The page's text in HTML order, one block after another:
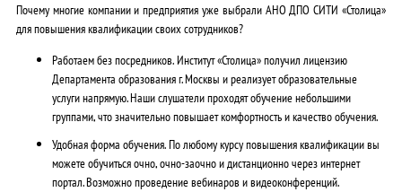
Почему многие компании и предприятия уже выбрали АНО ДПО СИТИ «Столица»
для повышения квалификации своих сотрудников?
Работаем без посредников.Институт «Столица» получил лицензию
Департамента образования г. Москвы и реализует образовательные
услуги напрямую. Наши слушатели проходят обучение небольшими
группами, что значительно повышает комфортность и качество обучения.
Удобная форма обучения.По любому курсу повышения квалификации вы
можете обучиться очно, очно-заочно и дистанционно через интернет
портал. Возможно проведение вебинаров и видеоконференций.